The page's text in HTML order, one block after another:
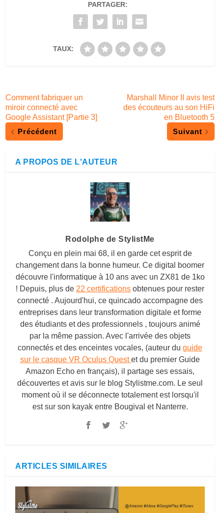
PARTAGER:
TAUX:
Comment fabriquer un
miroir connecté avec
Google Assistant [Partie 3]
Précédent
Marshall Minor II avis test
des écouteurs au son HiFi
en Bluetooth 5
Suivant
A PROPOS DE L'AUTEUR
Rodolphe de StylistMe
Conçu en plein mai 68, il en garde cet esprit de
changement dans la bonne humeur. Ce digital boomer
découvre l'informatique à 10 ans avec un ZX81 de 1ko
! Depuis, plus de 22 certifications obtenues pour rester
connecté . Aujourd'hui, ce quincado accompagne des
entreprises dans leur transformation digitale et forme
des étudiants et des professionnels , toujours animé
par la même passion. Avec l'arrivée des objets
connectés et des enceintes vocales, (auteur du guide
sur le casque VR Oculus Questet du premier Guide
Amazon Echo en français), il partage ses essais,
découvertes et avis sur le blog Stylistme.com. Le seul
moment où il se déconnecte totalement est lorsqu'il
est sur son kayak entre Bougival et Nanterre.
ARTICLES SIMILAIRES